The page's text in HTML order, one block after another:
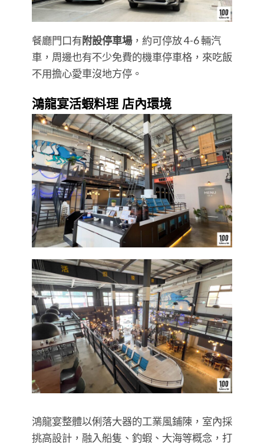
餐廳門口有附設停車場，約可停放 4-6 輛汽
車，周邊也有不少免費的機車停車格，來吃飯
不用擔心愛車沒地方停。
鴻龍宴活蝦料理 店內環境
鴻龍宴整體以俐落大器的工業風鋪陳，室內採
挑高設計，融入船隻、釣蝦、大海等概念，打